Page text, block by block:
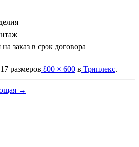
заказ в срок договора
размеров 800 × 600 в Триплекс.
→